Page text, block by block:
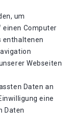
um
einen Computer
enthaltenen
Webseiten
Daten an
eine
Daten